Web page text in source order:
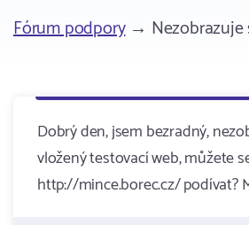
Fórum podpory→ Nezobrazuje
Dobrý den, jsem bezradný,
vložený testovací web, můžete
http://mince.borec.cz/ podívat?